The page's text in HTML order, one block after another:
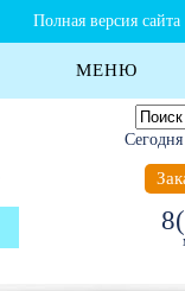
Полная версия сайта
МЕНЮ